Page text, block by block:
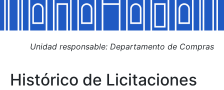
Mostrar/Ocultar
Mostrar/Ocultar
Mostrar/Ocultar
Unidad responsable: Departamento de Compras
Histórico de Licitaciones